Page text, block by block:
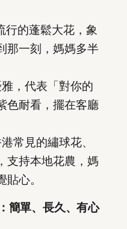
的蓬鬆大花，象
那一刻，媽媽多半
，代表「對你的
色耐看，擺在客廳
見的繡球花、
支持本地花農，媽
心。
簡單、長久、有心